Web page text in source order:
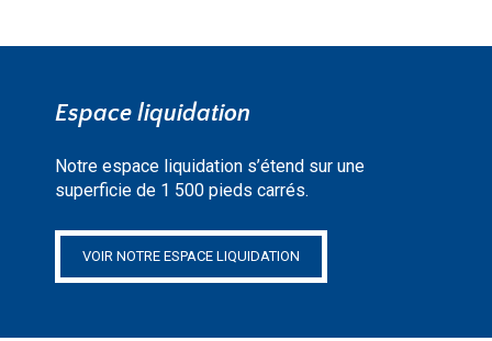
Espace liquidation
Notre espace liquidation s’étend sur une
superficie de 1 500 pieds carrés.
VOIR NOTRE ESPACE LIQUIDATION